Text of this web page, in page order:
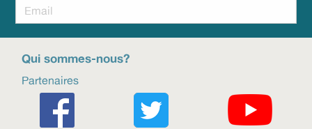
Qui sommes-nous?
Partenaires